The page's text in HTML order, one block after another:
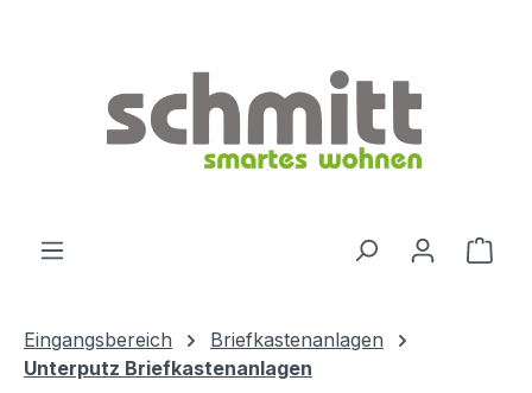
Eingangsbereich
Briefkastenanlagen
Unterputz Briefkastenanlagen